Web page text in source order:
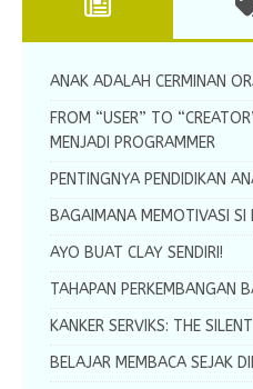
ANAK ADALAH CERMINAN
FROM “USER” TO
MENJADI PROGRAMMER
PENTINGNYA PENDIDIKAN
BAGAIMANA MEMOTIVASI SI
AYO BUAT CLAY SENDIRI!
TAHAPAN PERKEMBANGAN
KANKER SERVIKS: THE
BELAJAR MEMBACA SEJAK